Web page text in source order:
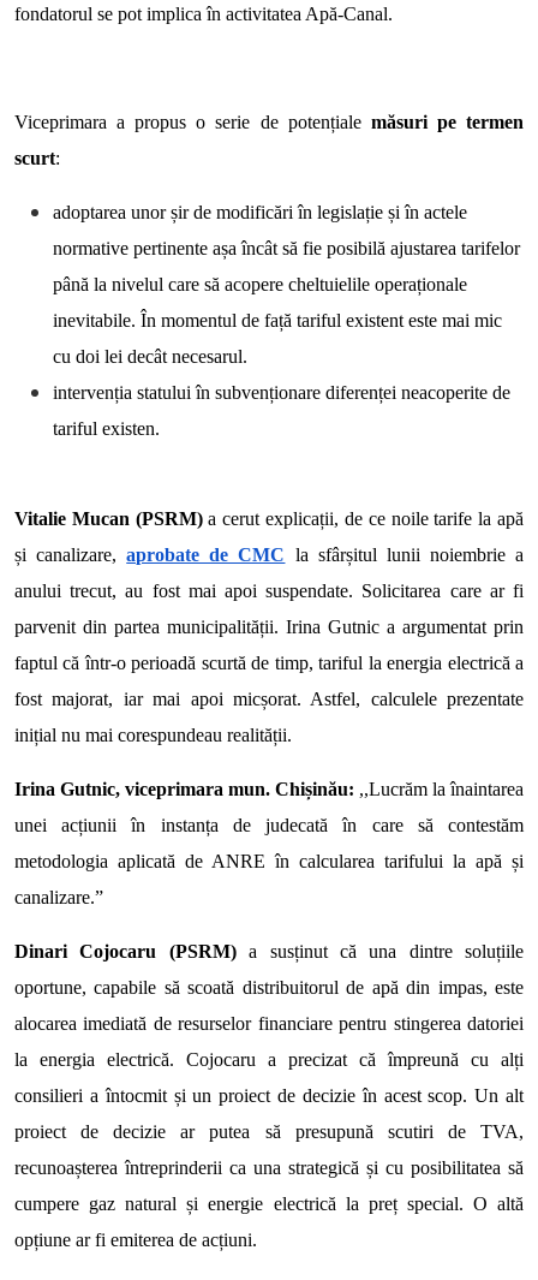
fondatorul se pot implica în activitatea Apă-Canal.
Viceprimara a propus o serie de potențiale măsuri pe termen
scurt:
adoptarea unor șir de modificări în legislație și în actele
normative pertinente așa încât să fie posibilă ajustarea tarifelor
până la nivelul care să acopere cheltuielile operaționale
inevitabile. În momentul de față tariful existent este mai mic
cu doi lei decât necesarul.
intervenția statului în subvenționare diferenței neacoperite de
tariful existen.
Vitalie Mucan (PSRM)a cerut explicații, de ce noile tarife la apă
și canalizare,aprobate de CMC la sfârșitul lunii noiembrie a
anului trecut, au fost mai apoi suspendate. Solicitarea care ar fi
parvenit din partea municipalității. Irina Gutnic a argumentat prin
faptul că într-o perioadă scurtă de timp, tariful la energia electrică a
fost majorat, iar mai apoi micșorat. Astfel, calculele prezentate
inițial nu mai corespundeau realității.
Irina Gutnic, viceprimara mun. Chișinău: ,,Lucrăm la înaintarea
unei acțiunii în instanța de judecată în care să contestăm
metodologia aplicată de ANRE în calcularea tarifului la apă și
canalizare.”
Dinari Cojocaru (PSRM)a susținut că una dintre soluțiile
oportune, capabile să scoată distribuitorul de apă din impas, este
alocarea imediată de resurselor financiare pentru stingerea datoriei
la energia electrică. Cojocaru a precizat că împreună cu alți
consilieri a întocmit și un proiect de decizie în acest scop. Un alt
proiect de decizie ar putea să presupună scutiri de TVA,
recunoașterea întreprinderii ca una strategică și cu posibilitatea să
cumpere gaz natural și energie electrică la preț special. O altă
opțiune ar fi emiterea de acțiuni.